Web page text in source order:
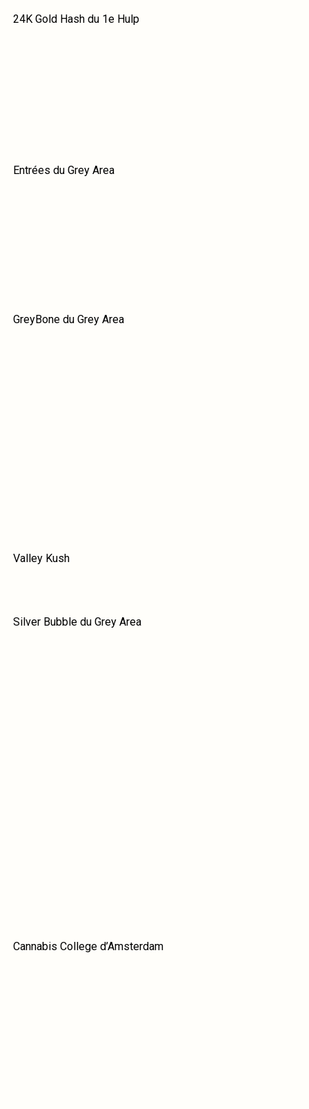
24K Gold Hash du 1e Hulp
GreyBone du Grey Area
Entrées du Grey Area
Silver Bubble du Grey Area
Valley Kush
Cannabis College d’Amsterdam